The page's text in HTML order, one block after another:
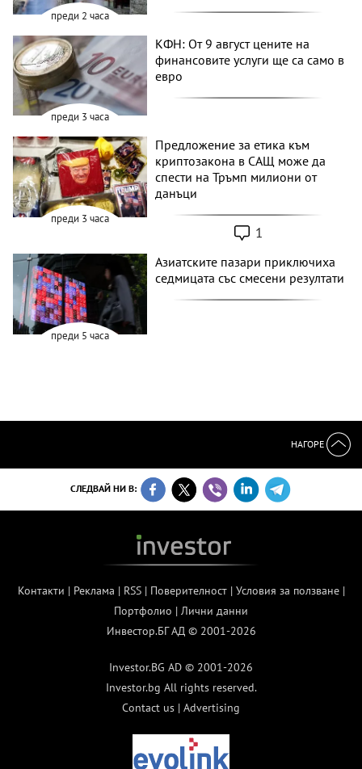
преди 2 часа
преди 3 часа
КФН: От 9 август цените на
финансовите услуги ще са само в
евро
преди 3 часа
Предложение за етика към
криптозакона в САЩ може да
спести на Тръмп милиони от
данъци
1
преди 5 часа
Азиатските пазари приключиха
седмицата със смесени резултати
НАГОРЕ
СЛЕДВАЙ НИ В:
Контакти | Реклама | RSS| Поверителност| Условия за ползване|
Портфолио | Лични данни
Инвестор.БГ АД © 2001-2026
Investor.BG AD © 2001-2026
Investor.bg All rights reserved.
Contact us | Advertising